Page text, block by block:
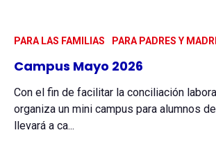
PARA LAS FAMILIAS PARA PADRES Y
Campus Mayo 2026
Con el fin de facilitar la conciliación
organiza un mini campus para alumnos
llevará a ca...